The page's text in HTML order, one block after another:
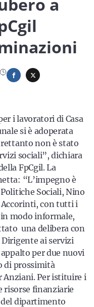
i lavoratori di Casa
si è adoperata
non è stato
sociali”, dichiara
FpCgil. La
“L’impegno è
Sociali, Nino
Accorinti, con tutti i
modo informale,
una delibera con
ai servizi
per due nuovi
di prossimità
Anziani. Per istituire i
risorse finanziarie
dipartimento